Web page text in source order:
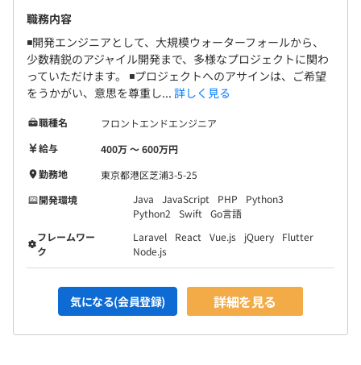
・規模：4名～8名のチームが多く、スクラムなどの場合
には、チームが複数存在することもあります。
・年代：20代～30代が中心です。
職務内容
◾️開発エンジニアとして、大規模ウォーターフォールから、
少数精鋭のアジャイル開発まで、多様なプロジェクトに関わ
っていただけます。 ◾️プロジェクトへのアサインは、ご希望
をうかがい、意思を尊重し... 詳しく見る
職種名
フロントエンドエンジニア
給与
400万 〜 600万円
勤務地
東京都港区芝浦3-5-25
開発環境
Java JavaScript PHP
Python3
Python2
Swift
Go言語
フレームワー
ク
Laravel React Vue.js jQuery
Flutter
Node.js
気になる(会員登録) 詳細を見る